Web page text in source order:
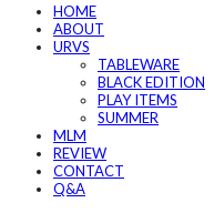
HOME
ABOUT
URVS
TABLEWARE
BLACK EDITION
PLAY ITEMS
SUMMER
MLM
REVIEW
CONTACT
Q&A